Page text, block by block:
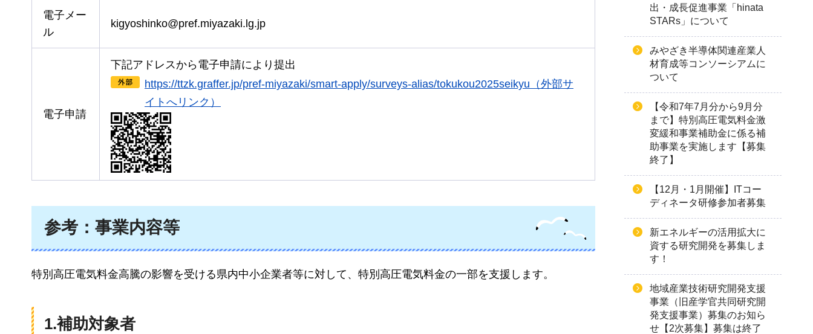
電子メー
ル
kigyoshinko@pref.miyazaki.lg.jp
電子申請
下記アドレスから電子申請により提出
https://ttzk.graffer.jp/pref-miyazaki/smart-apply/surveys-alias/tokukou2025seikyu（外部サ
イトへリンク）
参考：事業内容等
特別高圧電気料金高騰の影響を受ける県内中小企業者等に対して、特別高圧電気料金の一部を支援します。
1.補助対象者
出・成長促進事業「hinata
STARs」について
みやざき半導体関連産業人
材育成等コンソーシアムに
ついて
【令和7年7月分から9月分
まで】特別高圧電気料金激
変緩和事業補助金に係る補
助事業を実施します【募集
終了】
【12月・1月開催】ITコー
ディネータ研修参加者募集
新エネルギーの活用拡大に
資する研究開発を募集しま
す！
地域産業技術研究開発支援
事業（旧産学官共同研究開
発支援事業）募集のお知ら
せ【2次募集】募集は終了